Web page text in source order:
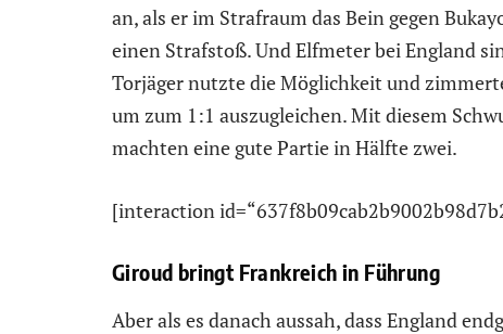
an, als er im Strafraum das Bein gegen
einen Strafstoß. Und Elfmeter bei England
Torjäger nutzte die Möglichkeit und
um zum 1:1 auszugleichen. Mit diesem
machten eine gute Partie in Hälfte zwei.
[interaction
Giroud bringt Frankreich in Führung
Aber als es danach aussah, dass England